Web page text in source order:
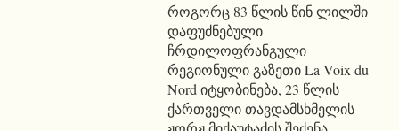
როგორც 83 წლის წინ ლილში
დაფუძნებული
ჩრდილოფრანგული
რეგიონული გაზეთი La Voix du
Nord იტყობინება, 23 წლის
ქართველი თავდამსხმელის